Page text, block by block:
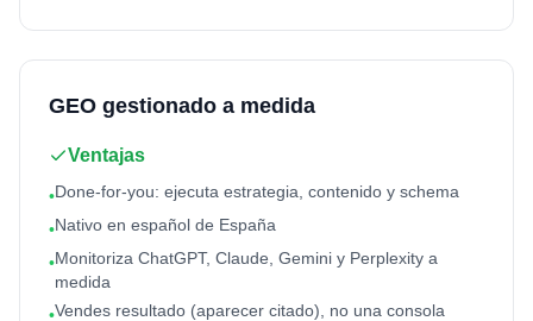
GEO gestionado a medida
Ventajas
•Done-for-you: ejecuta estrategia, contenido y schema
•Nativo en español de España
•Monitoriza ChatGPT, Claude, Gemini y Perplexity a
medida
•Vendes resultado (aparecer citado), no una consola